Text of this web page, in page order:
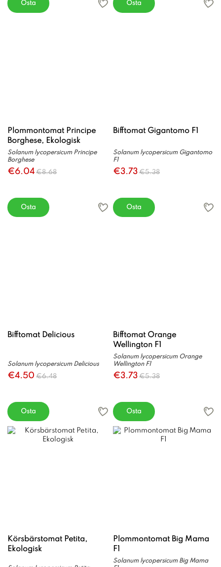
Osta Osta
Plommontomat Principe
Borghese, Ekologisk
Solanum lycopersicum Principe
Borghese
€6.04 €8.68
Osta
Bifftomat Gigantomo F1
Solanum lycopersicum Gigantomo
F1
€3.73 €5.38
Osta
Bifftomat Delicious
Solanum lycopersicum Delicious
€4.50 €6.48
Osta
Bifftomat Orange
Wellington F1
Solanum lycopersicum Orange
Wellington F1
€3.73 €5.38
Osta
Körsbärstomat Petita,
Ekologisk
Plommontomat Big Mama
F1
Solanum lycopersicum Big Mama